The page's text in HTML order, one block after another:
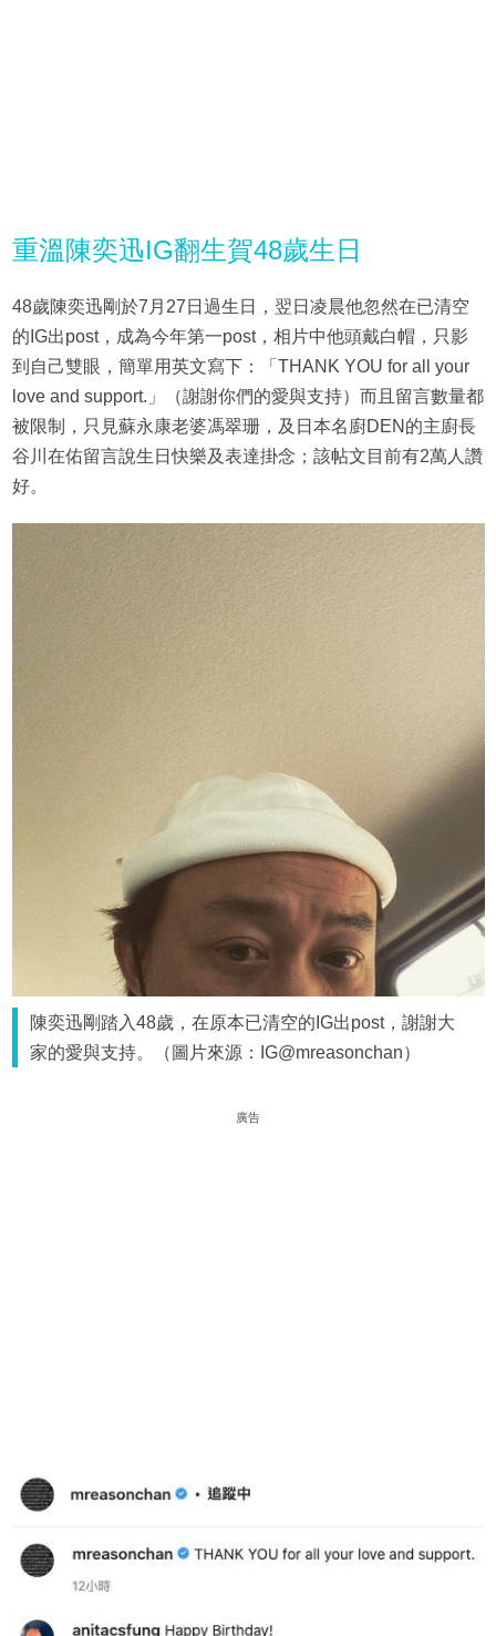
重溫陳奕迅IG翻生賀48歲生日
48歲陳奕迅剛於7月27日過生日，翌日凌晨他忽然在已清空
的IG出post，成為今年第一post，相片中他頭戴白帽，只影
到自己雙眼，簡單用英文寫下：「THANK YOU for all your
love and support.」（謝謝你們的愛與支持）而且留言數量都
被限制，只見蘇永康老婆馮翠珊，及日本名廚DEN的主廚長
谷川在佑留言說生日快樂及表達掛念；該帖文目前有2萬人讚
好。
陳奕迅剛踏入48歲，在原本已清空的IG出post，謝謝大
家的愛與支持。（圖片來源：IG@mreasonchan）
廣告